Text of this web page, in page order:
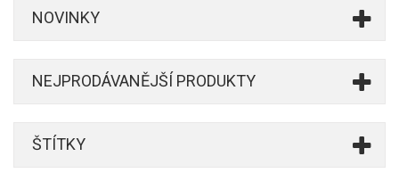
NOVINKY
NEJPRODÁVANĚJŠÍ PRODUKTY
ŠTÍTKY